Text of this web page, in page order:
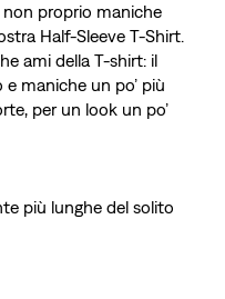
proprio maniche
Half-Sleeve T-Shirt.
ami della T-shirt: il
maniche un po’ più
per un look un po’
più lunghe del solito